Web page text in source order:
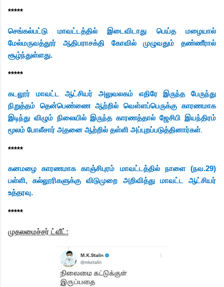
*****
செங்கல்பட்டு மாவட்டத்தில் இடைவிடாது பெய்த மழையால்
மேல்மருவத்தூர் ஆதிபராசக்தி கோவில் முழுவதும் தண்ணீரால்
சூழ்ந்துள்ளது.
*****
கடலூர் மாவட்ட ஆட்சியர் அலுவலகம் எதிரே இருந்த பேருந்து
நிறுத்தம் தென்பெண்ணை ஆற்றில் வெள்ளப்பெருக்கு காரணமாக
இடிந்து விழும் நிலையில் இருந்த காரணத்தால் ஜேசிபி இயந்திரம்
மூலம் போலீசார் அதனை ஆற்றில் தள்ளி அப்புறப்படுத்தினார்கள்.
*****
கனமழை காரணமாக காஞ்சிபுரம் மாவட்டத்தில் நாளை (நவ.29)
பள்ளி, கல்லூரிகளுக்கு விடுமுறை அறிவித்து மாவட்ட ஆட்சியர்
உத்தரவு.
*****
முதலமைச்சர் ட்வீட்: